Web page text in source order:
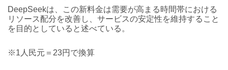
DeepSeekは、この新料金は需要が高まる時間帯における
リソース配分を改善し、サービスの安定性を維持すること
を目的としていると述べている。
※1人民元＝23円で換算